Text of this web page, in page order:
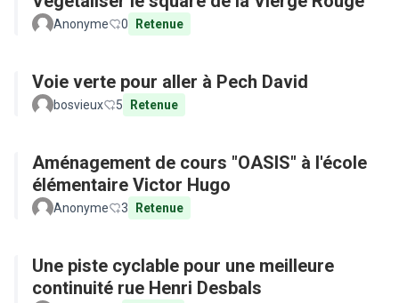
Anonyme 0 Retenue
Voie verte pour aller à Pech David
bosvieux 5 Retenue
Aménagement de cours "OASIS" à l'école
élémentaire Victor Hugo
Anonyme 3 Retenue
Une piste cyclable pour une meilleure
continuité rue Henri Desbals